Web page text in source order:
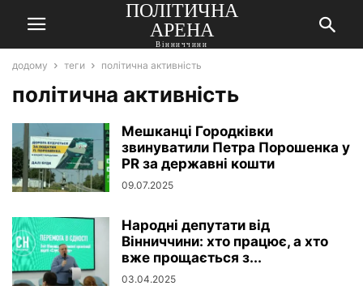
ПОЛІТИЧНА
АРЕНА
Вінниччини
додому теги політична активність
політична активність
Мешканці Городківки
звинуватили Петра Порошенка у
PR за державні кошти
09.07.2025
Народні депутати від
Вінниччини: хто працює, а хто
вже прощається з...
03.04.2025